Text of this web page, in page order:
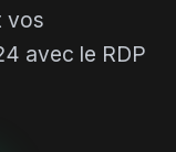
vos
avec le RDP